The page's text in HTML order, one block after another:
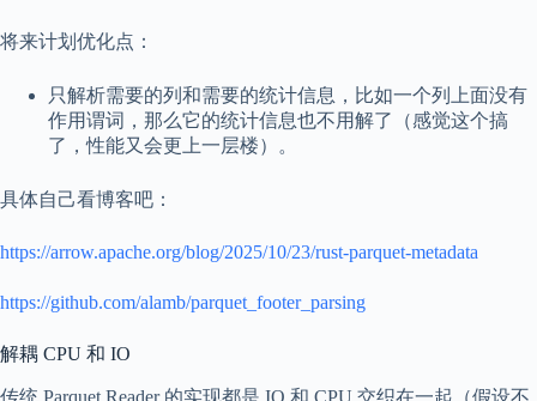
将来计划优化点：
只解析需要的列和需要的统计信息，比如一个列上面没有
作用谓词，那么它的统计信息也不用解了（感觉这个搞
了，性能又会更上一层楼）。
具体自己看博客吧：
https://arrow.apache.org/blog/2025/10/23/rust-parquet-metadata
https://github.com/alamb/parquet_footer_parsing
解耦 CPU 和 IO